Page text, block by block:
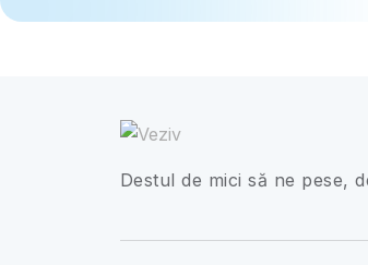
Destul de mici să ne pese,